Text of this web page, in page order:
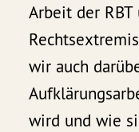
Arbeit der RBT
wir auch
wird und wie